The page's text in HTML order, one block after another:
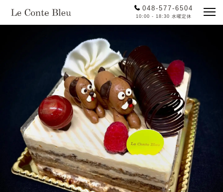
048-577-6504
10:00 - 18:30 水曜定休